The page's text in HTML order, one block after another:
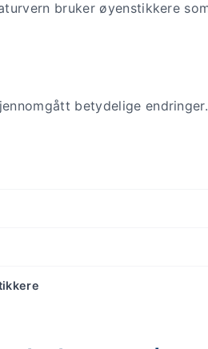
bruker øyenstikkere
betydelige